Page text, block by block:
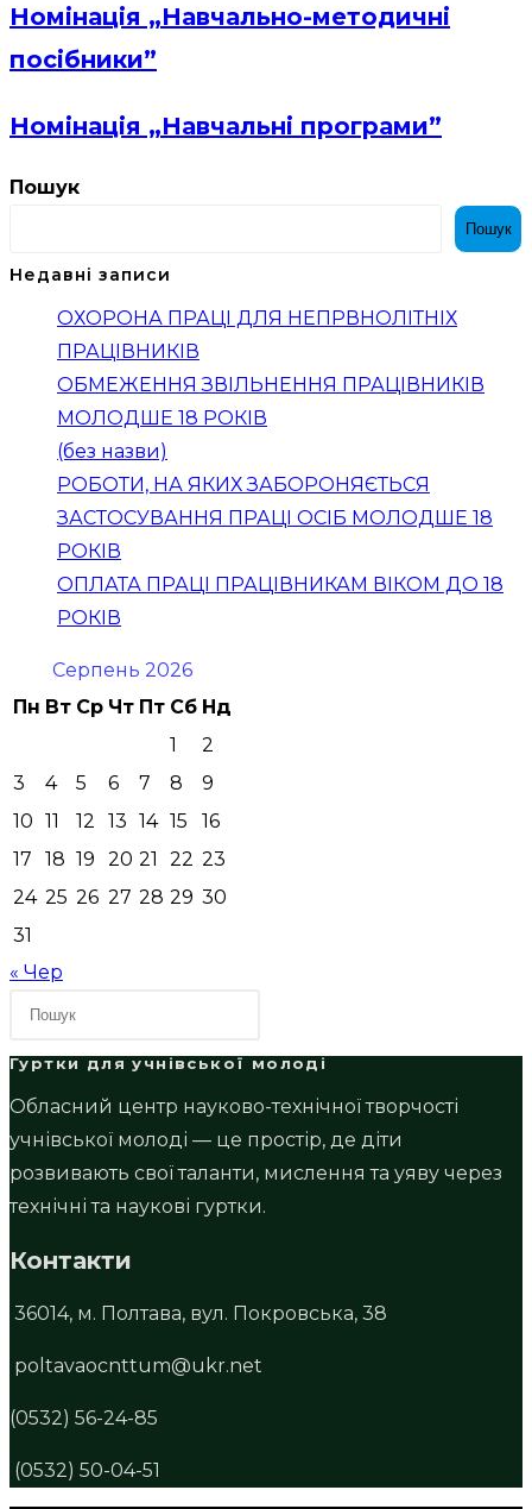
Номінація „Навчально-методичні
посібники”
Номінація „Навчальні програми”
Пошук
Пошук
Недавні записи
ОХОРОНА ПРАЦІ ДЛЯ НЕПРВНОЛІТНІХ
ПРАЦІВНИКІВ
ОБМЕЖЕННЯ ЗВІЛЬНЕННЯ ПРАЦІВНИКІВ
МОЛОДШЕ 18 РОКІВ
(без назви)
РОБОТИ, НА ЯКИХ ЗАБОРОНЯЄТЬСЯ
ЗАСТОСУВАННЯ ПРАЦІ ОСІБ МОЛОДШЕ 18
РОКІВ
ОПЛАТА ПРАЦІ ПРАЦІВНИКАМ ВІКОМ ДО 18
РОКІВ
Серпень 2026
Пн Вт Ср Чт Пт Сб Нд
1
2
3
4 5 6 7 8
9
10 11 12 13 14 15
16
17
18 19 20 21 22 23
24 25 26 27 28 29 30
31
« Чер
Гуртки для учнівської молоді
Обласний центр науково-технічної творчості
учнівської молоді — це простір, де діти
розвивають свої таланти, мислення та уяву через
технічні та наукові гуртки.
Контакти
36014, м. Полтава, вул. Покровська, 38
poltavaocnttum@ukr.net
(0532) 56-24-85
(0532) 50-04-51